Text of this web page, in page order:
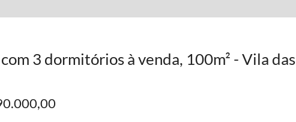
3 dormitórios à venda, 100m² - Vila das